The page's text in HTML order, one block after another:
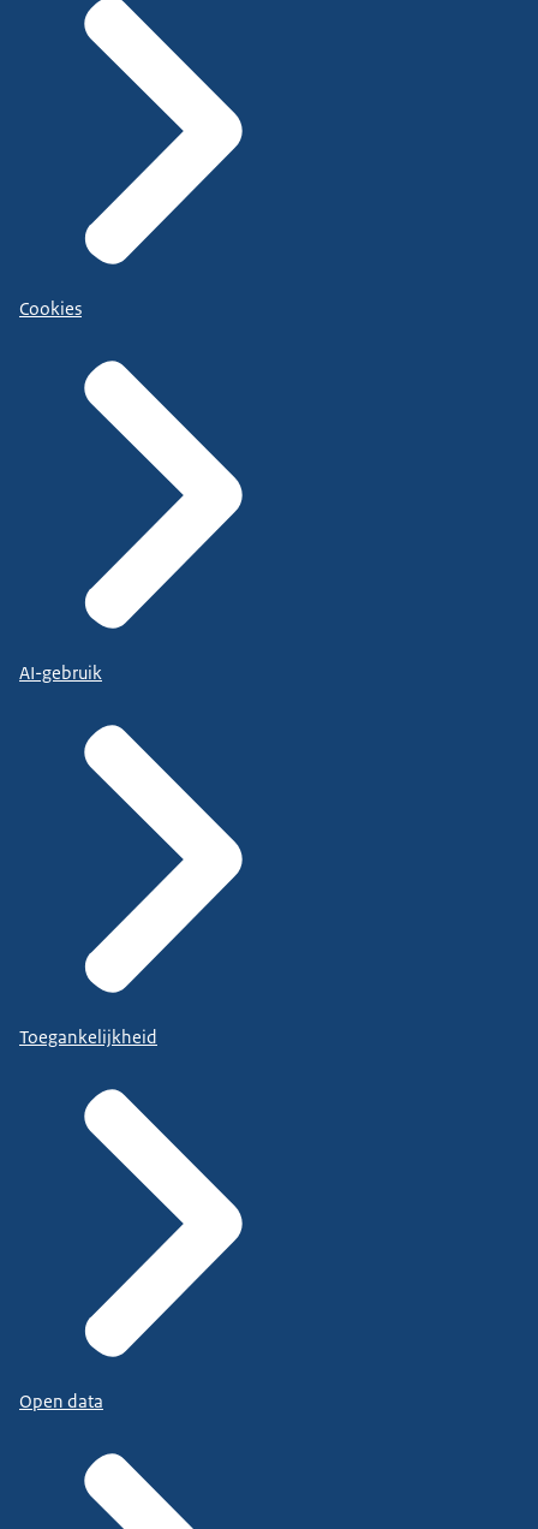
Cookies
AI-gebruik
Toegankelijkheid
Open data